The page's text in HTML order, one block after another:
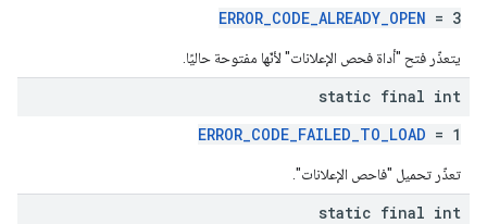
ERROR_CODE_ALREADY_OPEN = 3
يتعذّر فتح "أداة فحص الإعلانات" لأنّها مفتوحة حاليًا.
static final int
ERROR_CODE_FAILED_TO_LOAD = 1
تعذّر تحميل "فاحص الإعلانات".
static final int